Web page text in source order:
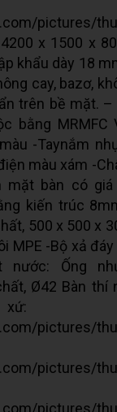
pictures/
x 1500 x
khẩu dày 18
cay, bazơ,
trên bề mặt.
bằng
-Taynắm
màu xám -
mặt bàn có
kiến ​​trúc
500 x 500 x
MPE -Bộ xả
Ống
Ø42 Bàn
pictures/
pictures/
pictures/